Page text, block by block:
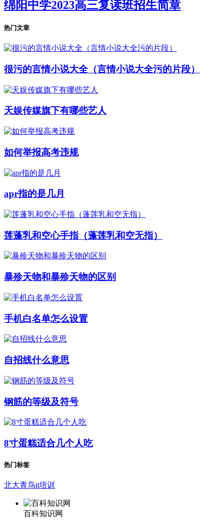
绵阳中学2023高三复读班招生简章
热门文章
很污的言情小说大全（言情小说大全污的片段）
天娱传媒旗下有哪些艺人
如何举报高考违规
apr指的是几月
莲蓬乳和空心手指（蓬莲乳和空无指）
暴殄天物和暴殄天物的区别
手机白名单怎么设置
自招线什么意思
钢筋的等级及符号
8寸蛋糕适合几个人吃
热门标签
北大青鸟it培训
百科知识网